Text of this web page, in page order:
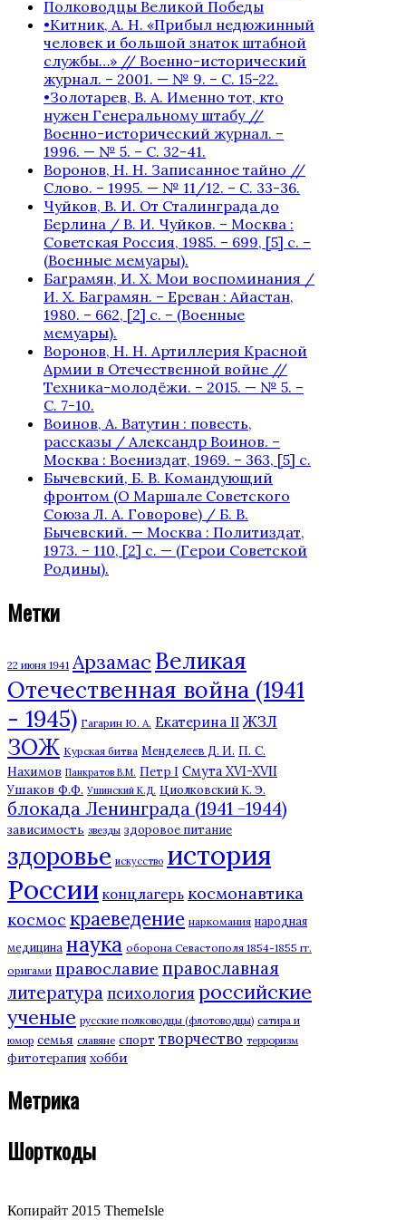
Полководцы Великой Победы
•Китник, А. Н. «Прибыл недюжинный
человек и большой знаток штабной
службы…» // Военно-исторический
журнал. – 2001. — № 9. – С. 15-22.
•Золотарев, В. А. Именно тот, кто
нужен Генеральному штабу //
Военно-исторический журнал. –
1996. — № 5. – С. 32-41.
Воронов, Н. Н. Записанное тайно //
Слово. – 1995. — № 11/12. – С. 33-36.
Чуйков, В. И. От Сталинграда до
Берлина / В. И. Чуйков. – Москва :
Советская Россия, 1985. – 699, [5] с. –
(Военные мемуары).
Баграмян, И. Х. Мои воспоминания /
И. Х. Баграмян. – Ереван : Айастан,
1980. – 662, [2] c. – (Военные
мемуары).
Воронов, Н. Н. Артиллерия Красной
Армии в Отечественной войне //
Техника-молодёжи. – 2015. — № 5. –
С. 7-10.
Воинов, А. Ватутин : повесть,
рассказы / Александр Воинов. –
Москва : Воениздат, 1969. – 363, [5] с.
Бычевский, Б. В. Командующий
фронтом (О Маршале Советского
Союза Л. А. Говорове) / Б. В.
Бычевский. — Москва : Политиздат,
1973. – 110, [2] с. — (Герои Советской
Родины).
Метки
22 июня 1941 Арзамас Великая
Отечественная война (1941
- 1945) Гагарин Ю. А. Екатерина II ЖЗЛ
ЗОЖ Курская битва Менделеев Д. И. П. С.
Нахимов Панкратов В.М. Петр I Смута XVI-XVII
Ушаков Ф.Ф. Ушинский К.Д. Циолковский К. Э.
блокада Ленинграда (1941 -1944)
зависимость звезды здоровое питание
здоровье искусство история
России концлагерь космонавтика
космос краеведение наркомания народная
медицина наука оборона Севастополя 1854-1855 гг.
оригами православие православная
литература психология российские
ученые русские полководцы (флотоводцы) сатира и
юмор семья славяне спорт творчество терроризм
фитотерапия хобби
Метрика
Шорткоды
Копирайт 2015 ThemeIsle